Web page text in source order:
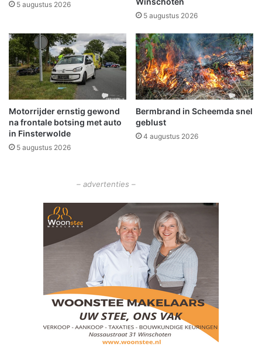
o
n
a
i
n
v
o
l
l
e
l
n
g
e
r
i
g
e
W
o
l
5 augustus 2026
5 augustus 2026
Motorrijder ernstig gewond
na frontale botsing met auto
in Finsterwolde
5 augustus 2026
Bermbrand in Scheemda snel
geblust
4 augustus 2026
– advertenties –